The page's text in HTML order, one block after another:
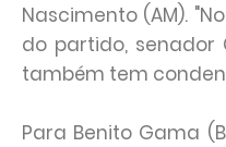
Nascimento (AM).
do partido, senador
também tem
Para Benito Gama